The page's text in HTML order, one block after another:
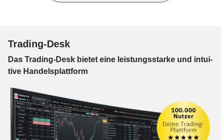
Trading-Desk
Das Trading-Desk bie­tet eine leis­tungs­star­ke und in­tui­
tive Han­dels­platt­form